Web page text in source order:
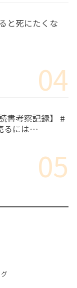
と死にたくな
04
書考察記録】 #
るには…
05